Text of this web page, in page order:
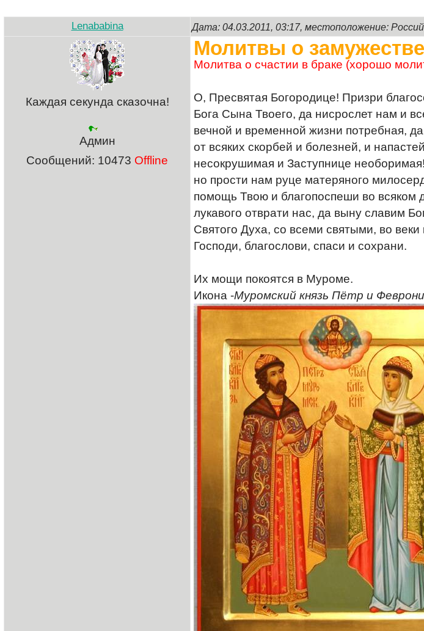
Lenababina Дата: 04.03.2011, 03:17, местоположение:
Каждая секунда сказочна!
Админ
Сообщений: 10473 Offline
Молитвы о
Молитва о счастии в браке (хорошо
О, Пресвятая Богородице! Призри
Бога Сына Твоего, да нисрослет нам и
вечной и временной жизни потребная,
от всяких скорбей и болезней, и
несокрушимая и Заступнице
но прости нам руце матеряного
помощь Твою и благопоспеши во всяком
лукавого отврати нас, да выну славим
Святого Духа, со всеми святыми, во веки
Господи, благослови, спаси и сохрани.
Их мощи покоятся в Муроме.
Икона -Муромский князь Пётр и